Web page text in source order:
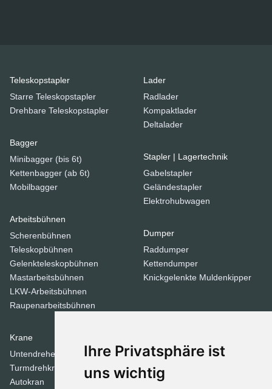
Ihre Privatsphäre ist
uns wichtig
Teleskopstapler
Starre Teleskopstapler
Drehbare Teleskopstapler
Bagger
Minibagger (bis 6t)
Kettenbagger (ab 6t)
Mobilbagger
Arbeitsbühnen
Scherenbühnen
Teleskopbühnen
Gelenkteleskopbühnen
Mastarbeitsbühnen
LKW-Arbeitsbühnen
Raupenarbeitsbühnen
Lader
Radlader
Kompaktlader
Deltalader
Stapler | Lagertechnik
Gabelstapler
Geländestapler
Elektrohubwagen
Dumper
Raddumper
Kettendumper
Knickgelenkte Muldenkipper
Krane
Untendreherkrane
Turmdrehkrane
Autokran
Walzen
Tandemwalzen
Stampfer